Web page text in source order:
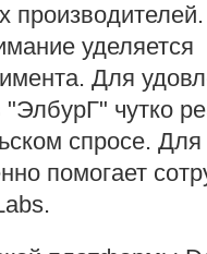
уделяется
Для
чутко
спросе.
помогает